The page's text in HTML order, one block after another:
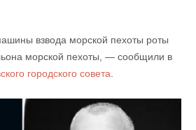
взвода морской пехоты роты
морской пехоты, — сообщили в
городского совета.